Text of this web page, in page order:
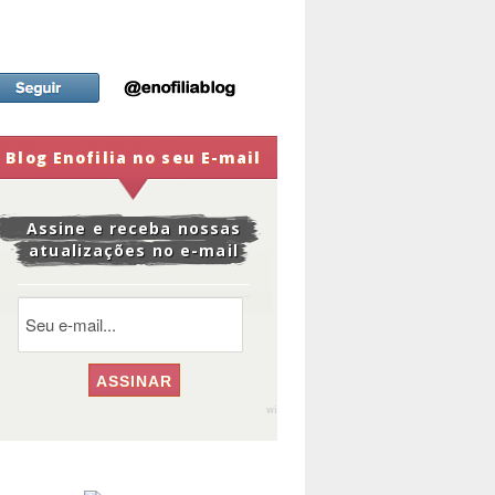
Blog Enofilia no seu E-mail
Assine e receba nossas
atualizações no e-mail
widge